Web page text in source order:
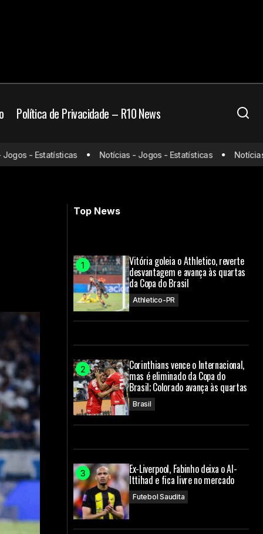
Política de Privacidade – R10 News
Mineirão
Fim da dívida? Corinthians traça plano
para pagar Arena
- Estatísticas Notícias - Jogos - Estatísticas Notícias -
Top News
Vitória goleia o Athletico, reverte
desvantagem e avança às quartas
da Copa do Brasil
Athletico-PR
Corinthians vence o Internacional,
mas é eliminado da Copa do
Brasil; Colorado avança às quartas
Brasil
Ex-Liverpool, Fabinho deixa o Al-
Ittihad e fica livre no mercado
Futebol Saudita